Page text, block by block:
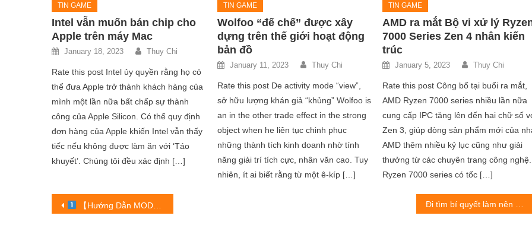
TIN GAME
Intel vẫn muốn bán chip cho
Apple trên máy Mac
January 18, 2023 Thuy Chi
Rate this post Intel ủy quyền rằng họ có
thể đưa Apple trở thành khách hàng của
mình một lần nữa bất chấp sự thành
công của Apple Silicon. Có thể quy định
đơn hàng của Apple khiến Intel vẫn thấy
tiếc nếu không được làm ăn với ‘Táo
khuyết’. Chúng tôi đều xác định […]
TIN GAME
Wolfoo “đế chế” được xây
dựng trên thế giới hoạt động
bản đồ
January 11, 2023 Thuy Chi
Rate this post De activity mode “view”,
sở hữu lượng khán giả “khủng” Wolfoo is
an in the other trade effect in the strong
object when he liên tục chinh phục
những thành tích kinh doanh nhờ tính
năng giải trí tích cực, nhân văn cao. Tuy
nhiên, ít ai biết rằng từ một ê-kíp […]
TIN GAME
AMD ra mắt Bộ vi xử lý
7000 Series Zen 4 nhân kiến ​​
trúc
January 5, 2023 Thuy Chi
Rate this post Công bố tại buổi ra mắt,
AMD Ryzen 7000 series nhiều lần nữa
cung cấp IPC tăng lên đến hai chữ số
Zen 3, giúp dòng sản phẩm mới của
AMD thêm nhiều kỷ lục cũng như giải
thưởng từ các chuyên trang công nghệ.
Ryzen 7000 series có tốc […]
Post【Hướng Dẫn MOD Skin Liên Quân Có Hiệu Ứng Ứng Dụng Mới Nhất Mùa 24 Phiên Bản Full Skin